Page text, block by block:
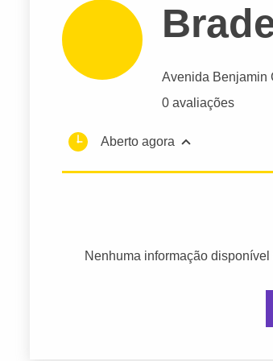
Avenida Benjamin
0 avaliações
Aberto agora
Nenhuma informação disponível